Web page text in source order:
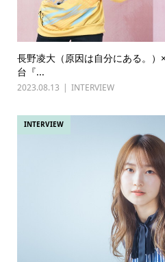
長野凌大（原因は自分にある。
台『...
2023.08.13 INTERVIEW
INTERVIEW